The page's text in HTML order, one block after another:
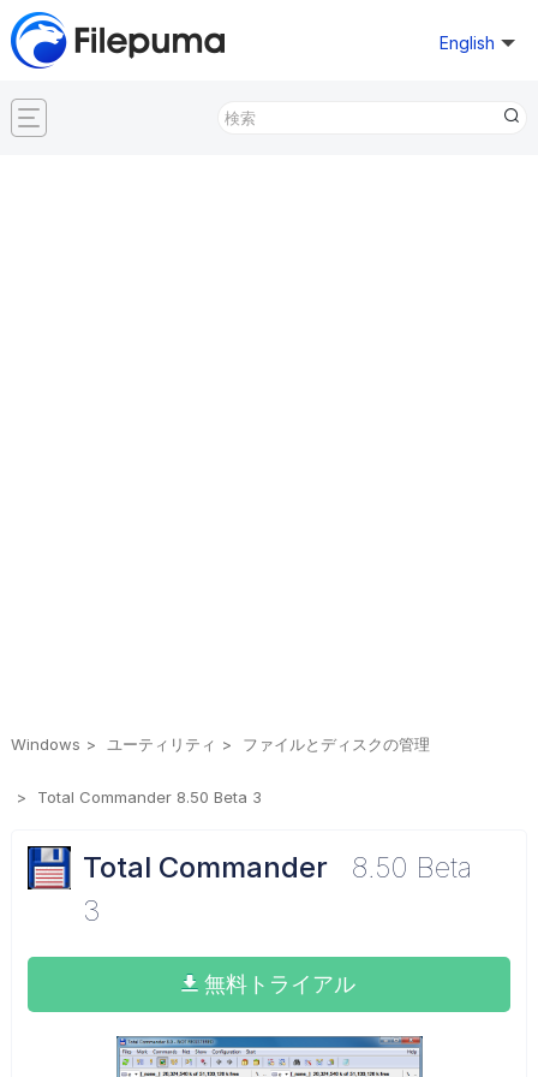
English
Windows ユーティリティ ファイルとディスクの管理
Total Commander 8.50 Beta 3
Total Commander
8.50 Beta
3
無料トライアル